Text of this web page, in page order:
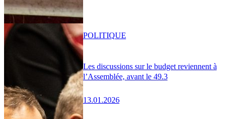
Les discussions sur le budget reviennent à
l’Assemblée, avant le 49.3
13.01.2026
POLITIQUE